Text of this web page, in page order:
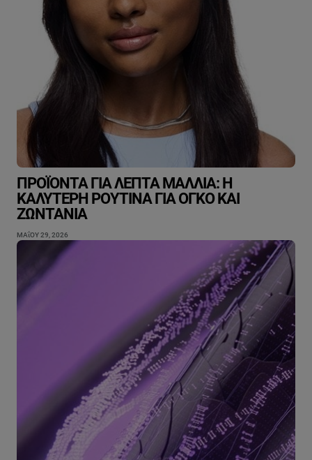
ΠΡΟΪΌΝΤΑ ΓΙΑ ΛΕΠΤΆ ΜΑΛΛΙΆ: Η
ΚΑΛΎΤΕΡΗ ΡΟΥΤΊΝΑ ΓΙΑ ΌΓΚΟ ΚΑΙ
ΖΩΝΤΆΝΙΑ
ΜΑΐΟΥ 29, 2026